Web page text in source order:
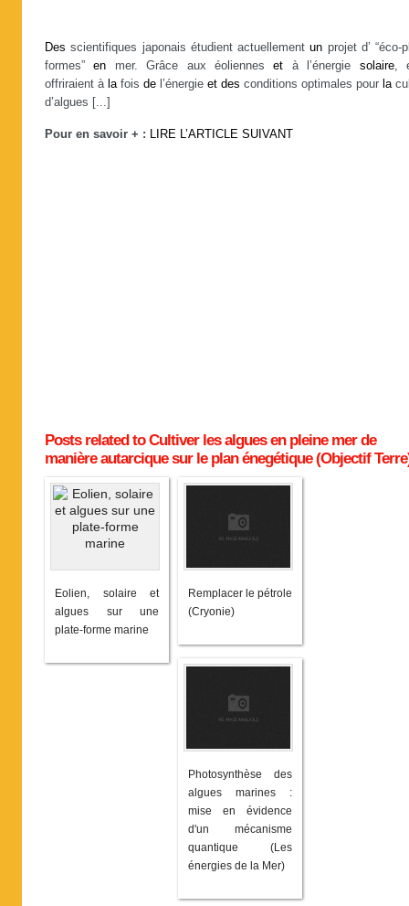
Des scientifiques japonais étudient actuellementun projet d’ “éco-
formes”en mer. Grâce aux éolienneset à l’énergie solaire,
offriraient à lafois de l’énergie et des conditions optimales pour la
d’algues [...]
Pour en savoir + : LIRE L’ARTICLE SUIVANT
Posts related to Cultiver les algues en pleine mer de
manière autarcique sur le plan énegétique (Objectif
Eolien, solaire et
algues sur une
plate-forme marine
Remplacer le pétrole
(Cryonie)
Photosynthèse des
algues marines :
mise en évidence
d'un mécanisme
quantique (Les
énergies de la Mer)